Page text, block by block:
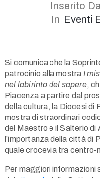
1(617)987-
6543
info@museumwp.com
Privacy
Policy
Terms
Inserito Da
In Eventi
Si comunica che la
patrocinio alla mostra I
nel labirinto del sapere,
Piacenza a partire dal
della cultura, la Diocesi di
mostra di straordinari
del Maestro e il Salterio di
l’importanza della città di
quale crocevia tra centro-
Per maggiori informazioni